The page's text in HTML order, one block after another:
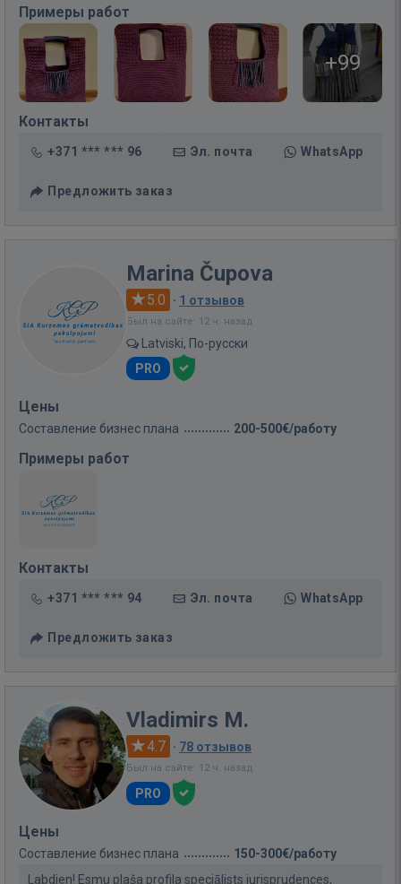
Примеры работ
+99
Контакты
+371 *** *** 96 Эл. почта WhatsApp
Предложить заказ
Marina Čupova
5.0 · 1 отзывов
Был на сайте: 12 ч. назад
Latviski, По-русски
PRO
Цены
Составление бизнес плана 200-500€/работу
Примеры работ
Контакты
+371 *** *** 94 Эл. почта WhatsApp
Предложить заказ
Vladimirs M.
4.7 · 78 отзывов
Был на сайте: 12 ч. назад
PRO
Цены
Составление бизнес плана
150-300€/работу
Labdien! Esmu plaša profila speciālists jurisprudences,